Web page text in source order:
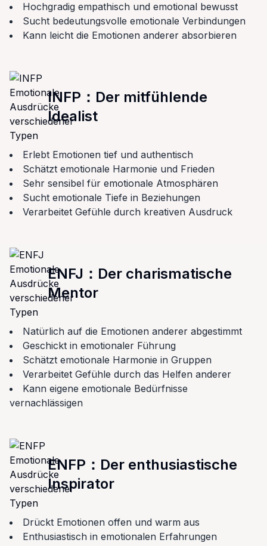
Hochgradig empathisch und emotional bewusst
Sucht bedeutungsvolle emotionale Verbindungen
Kann leicht die Emotionen anderer absorbieren
INFP ： Der mitfühlende
Idealist
Erlebt Emotionen tief und authentisch
Schätzt emotionale Harmonie und Frieden
Sehr sensibel für emotionale Atmosphären
Sucht emotionale Tiefe in Beziehungen
Verarbeitet Gefühle durch kreativen Ausdruck
ENFJ ： Der charismatische
Mentor
Natürlich auf die Emotionen anderer abgestimmt
Geschickt in emotionaler Führung
Schätzt emotionale Harmonie in Gruppen
Verarbeitet Gefühle durch das Helfen anderer
Kann eigene emotionale Bedürfnisse
vernachlässigen
ENFP ： Der enthusiastische
Inspirator
Drückt Emotionen offen und warm aus
Enthusiastisch in emotionalen Erfahrungen